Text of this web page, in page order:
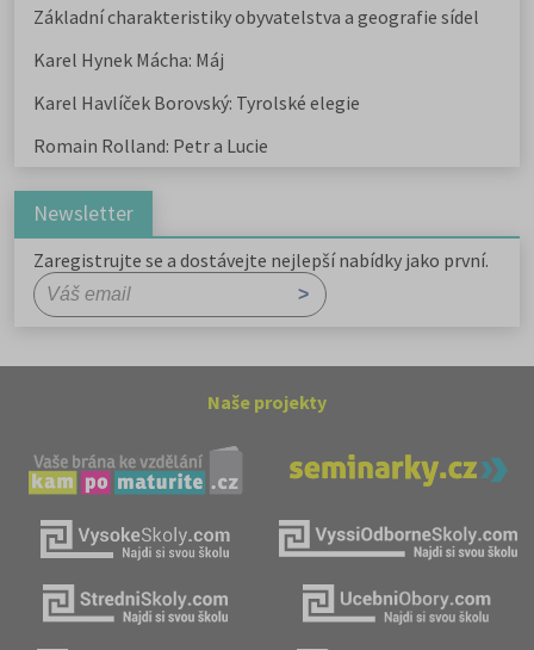
Základní charakteristiky obyvatelstva a geografie sídel
Karel Hynek Mácha: Máj
Karel Havlíček Borovský: Tyrolské elegie
Romain Rolland: Petr a Lucie
Newsletter
Zaregistrujte se a dostávejte nejlepší nabídky jako první.
Naše projekty